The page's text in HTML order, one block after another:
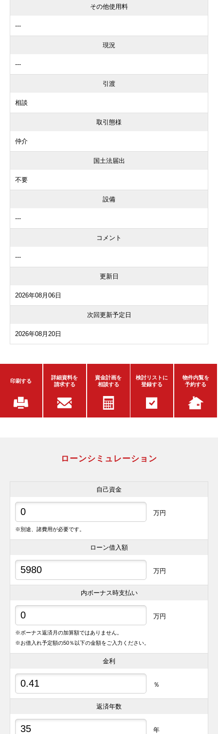
その他使用料
---
現況
---
引渡
相談
取引態様
仲介
国土法届出
不要
設備
---
コメント
---
更新日
2026年08月06日
次回更新予定日
2026年08月20日
印刷する
詳細資料を
請求する
資金計画を
相談する
検討リストに
登録する
物件内覧を
予約する
ローンシミュレーション
自己資金
万円
※別途、諸費用が必要です。
ローン借入額
万円
内ボーナス時支払い
万円
※ボーナス返済月の加算額ではありません。
※お借入れ予定額の50％以下の金額をご入力ください。
金利
％
返済年数
年